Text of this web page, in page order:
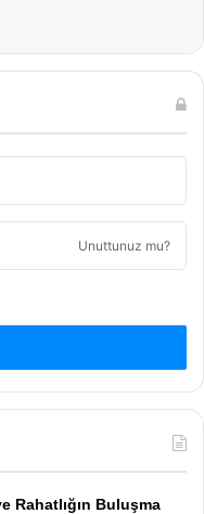
Unuttunuz mu?
Rahatlığın Buluşma